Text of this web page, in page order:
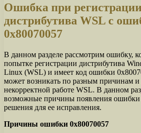
Ошибка при регистрации
дистрибутива WSL с
0x80070057
В данном разделе рассмотрим ошибку,
попытке регистрации дистрибутива
Linux (WSL) и имеет код ошибки
может возникать по разным причинам
некорректной работе WSL. В данном
возможные причины появления
решения для ее исправления.
Причины ошибки 0x80070057